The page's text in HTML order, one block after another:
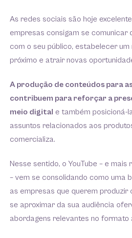
As redes sociais são hoje
empresas consigam se comunicar
com o seu público, estabelecer
próximo e atrair novas
A produção de conteúdos para
contribuem para reforçar a
meio digital e também posicioná-
assuntos relacionados aos
comercializa.
Nesse sentido, o YouTube – e
– vem se consolidando como uma
as empresas que querem produzir
se aproximar da sua audiência
abordagens relevantes no formato